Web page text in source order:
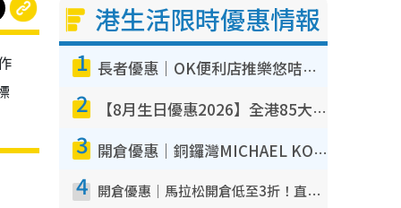
港生活限時優惠情報
1 長者優惠｜OK便利店推樂悠咭優惠！買麵包/牛奶/保健品拍卡即減
2 【8月生日優惠2026】全港85大食買玩著數攻略 自助餐/火鍋放題同行免費＋誠品/DONKI送現金券
3 開倉優惠｜銅鑼灣MICHAEL KORS開倉低至17折！直擊$500起買手袋/銀包/鞋款 必買經典Jet Set系列
4 開倉優惠｜馬拉松開倉低至3折！直擊$99起買adidas／New Balance／Puma鞋款 STANLEY保溫杯劈價至$119起